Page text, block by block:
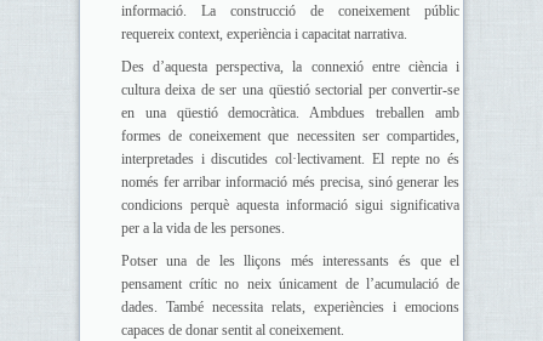
informació. La construcció de coneixement públic
requereix context, experiència i capacitat narrativa.
Des d’aquesta perspectiva, la connexió entre ciència i
cultura deixa de ser una qüestió sectorial per convertir-se
en una qüestió democràtica. Ambdues treballen amb
formes de coneixement que necessiten ser compartides,
interpretades i discutides col·lectivament. El repte no és
només fer arribar informació més precisa, sinó generar les
condicions perquè aquesta informació sigui significativa
per a la vida de les persones.
Potser una de les lliçons més interessants és que el
pensament crític no neix únicament de l’acumulació de
dades. També necessita relats, experiències i emocions
capaces de donar sentit al coneixement.